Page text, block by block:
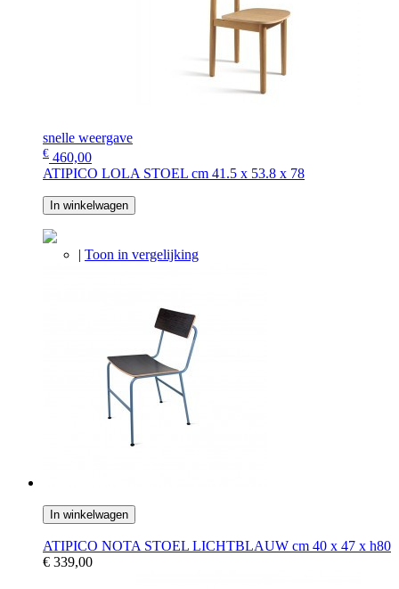
snelle weergave
€ 460,00
ATIPICO LOLA STOEL cm 41.5 x 53.8 x 78
In winkelwagen
| Toon in vergelijking
In winkelwagen
ATIPICO NOTA STOEL LICHTBLAUW cm 40 x 47 x h80
€ 339,00